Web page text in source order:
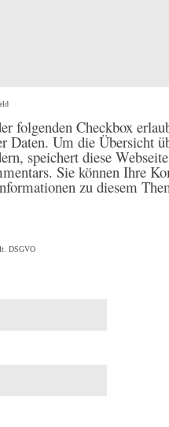
folgenden Checkbox
Daten. Um die Übersicht
speichert diese
Sie können Ihre
zu diesem
DSGVO